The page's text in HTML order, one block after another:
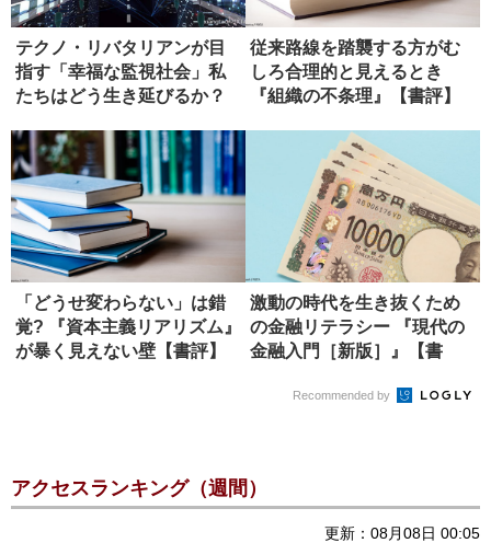
テクノ・リバタリアンが目
指す「幸福な監視社会」私
たちはどう生き延びるか？
従来路線を踏襲する方がむ
しろ合理的と見えるとき
『組織の不条理』【書評】
「どうせ変わらない」は錯
覚? 『資本主義リアリズム』
が暴く見えない壁【書評】
激動の時代を生き抜くため
の金融リテラシー 『現代の
金融入門［新版］』【書
Recommended by
アクセスランキング（週間）
更新：08月08日 00:05